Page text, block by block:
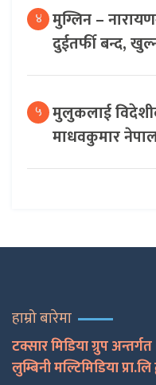
४ मुग्लिन –
दुईतर्फी बन्द,
५ मुलुकलाई
माधवकुमार
हाम्रो बारेमा
टक्सार मिडिया ग्रुप अन्तर्गत
लुम्बिनी मल्टिमिडिया